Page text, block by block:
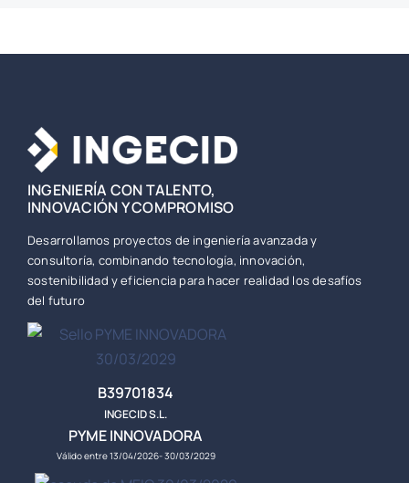
INGENIERÍA CON TALENTO,
INNOVACIÓN Y COMPROMISO
Desarrollamos proyectos de ingeniería avanzada y
consultoría, combinando tecnología, innovación,
sostenibilidad y eficiencia para hacer realidad los desafíos
del futuro
B39701834
INGECID S.L.
PYME INNOVADORA
Válido entre 13/04/2026- 30/03/2029